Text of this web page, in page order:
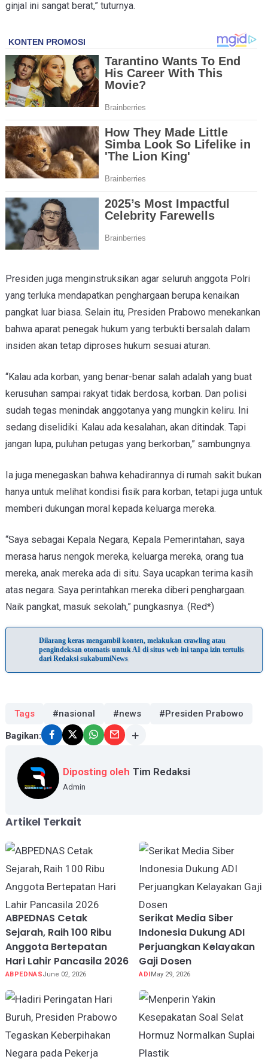
ginjal ini sangat berat,” tuturnya.
Presiden juga menginstruksikan agar seluruh anggota Polri
yang terluka mendapatkan penghargaan berupa kenaikan
pangkat luar biasa. Selain itu, Presiden Prabowo menekankan
bahwa aparat penegak hukum yang terbukti bersalah dalam
insiden akan tetap diproses hukum sesuai aturan.
“Kalau ada korban, yang benar-benar salah adalah yang buat
kerusuhan sampai rakyat tidak berdosa, korban. Dan polisi
sudah tegas menindak anggotanya yang mungkin keliru. Ini
sedang diselidiki. Kalau ada kesalahan, akan ditindak. Tapi
jangan lupa, puluhan petugas yang berkorban,” sambungnya.
Ia juga menegaskan bahwa kehadirannya di rumah sakit bukan
hanya untuk melihat kondisi fisik para korban, tetapi juga untuk
memberi dukungan moral kepada keluarga mereka.
“Saya sebagai Kepala Negara, Kepala Pemerintahan, saya
merasa harus nengok mereka, keluarga mereka, orang tua
mereka, anak mereka ada di situ. Saya ucapkan terima kasih
atas negara. Saya perintahkan mereka diberi penghargaan.
Naik pangkat, masuk sekolah,” pungkasnya. (Red*)
Dilarang keras mengambil konten, melakukan crawling atau
pengindeksan otomatis untuk AI di situs web ini tanpa izin tertulis
dari Redaksi sukabumiNews
Tags #nasional #news #Presiden Prabowo
Bagikan:
Diposting oleh Tim Redaksi
Admin
Artikel Terkait
ABPEDNAS Cetak
Sejarah, Raih 100 Ribu
Anggota Bertepatan
Hari Lahir Pancasila 2026
ABPEDNASJune 02, 2026
Serikat Media Siber
Indonesia Dukung ADI
Perjuangkan Kelayakan
Gaji Dosen
ADI May 29, 2026